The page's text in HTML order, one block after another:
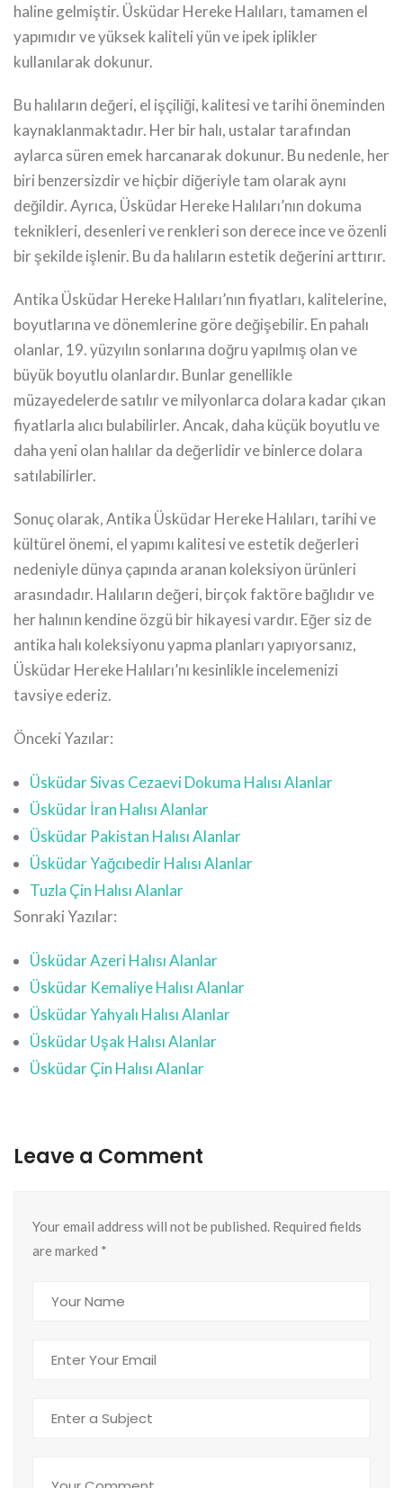
haline gelmiştir. Üsküdar Hereke Halıları, tamamen el
yapımıdır ve yüksek kaliteli yün ve ipek iplikler
kullanılarak dokunur.
Bu halıların değeri, el işçiliği, kalitesi ve tarihi öneminden
kaynaklanmaktadır. Her bir halı, ustalar tarafından
aylarca süren emek harcanarak dokunur. Bu nedenle, her
biri benzersizdir ve hiçbir diğeriyle tam olarak aynı
değildir. Ayrıca, Üsküdar Hereke Halıları’nın dokuma
teknikleri, desenleri ve renkleri son derece ince ve özenli
bir şekilde işlenir. Bu da halıların estetik değerini arttırır.
Antika Üsküdar Hereke Halıları’nın fiyatları, kalitelerine,
boyutlarına ve dönemlerine göre değişebilir. En pahalı
olanlar, 19. yüzyılın sonlarına doğru yapılmış olan ve
büyük boyutlu olanlardır. Bunlar genellikle
müzayedelerde satılır ve milyonlarca dolara kadar çıkan
fiyatlarla alıcı bulabilirler. Ancak, daha küçük boyutlu ve
daha yeni olan halılar da değerlidir ve binlerce dolara
satılabilirler.
Sonuç olarak, Antika Üsküdar Hereke Halıları, tarihi ve
kültürel önemi, el yapımı kalitesi ve estetik değerleri
nedeniyle dünya çapında aranan koleksiyon ürünleri
arasındadır. Halıların değeri, birçok faktöre bağlıdır ve
her halının kendine özgü bir hikayesi vardır. Eğer siz de
antika halı koleksiyonu yapma planları yapıyorsanız,
Üsküdar Hereke Halıları’nı kesinlikle incelemenizi
tavsiye ederiz.
Önceki Yazılar:
Üsküdar Sivas Cezaevi Dokuma Halısı Alanlar
Üsküdar İran Halısı Alanlar
Üsküdar Pakistan Halısı Alanlar
Üsküdar Yağcıbedir Halısı Alanlar
Tuzla Çin Halısı Alanlar
Sonraki Yazılar:
Üsküdar Azeri Halısı Alanlar
Üsküdar Kemaliye Halısı Alanlar
Üsküdar Yahyalı Halısı Alanlar
Üsküdar Uşak Halısı Alanlar
Üsküdar Çin Halısı Alanlar
Leave a Comment
Your email address will not be published. Required fields
are marked *